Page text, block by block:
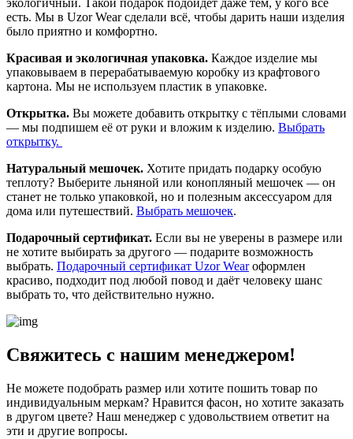
экологичный. Такой подарок подойдет даже тем, у кого всё
есть. Мы в Uzor Wear сделали всё, чтобы дарить наши изделия
было приятно и комфортно.
Красивая и экологичная упаковка. Каждое изделие мы
упаковываем в перерабатываемую коробку из крафтового
картона. Мы не используем пластик в упаковке.
Открытка. Вы можете добавить открытку с тёплыми словами
— мы подпишем её от руки и вложим к изделию. Выбрать
открытку.
Натуральный мешочек. Хотите придать подарку особую
теплоту? Выберите льняной или конопляный мешочек — он
станет не только упаковкой, но и полезным аксессуаром для
дома или путешествий. Выбрать мешочек.
Подарочный сертификат. Если вы не уверены в размере или
не хотите выбирать за другого — подарите возможность
выбрать. Подарочный сертификат Uzor Wearоформлен
красиво, подходит под любой повод и даёт человеку шанс
выбрать то, что действительно нужно.
Свяжитесь с нашим менеджером!
Не можете подобрать размер или хотите пошить товар по
индивидуальным меркам? Нравится фасон, но хотите заказать
в другом цвете? Наш менеджер с удовольствием ответит на
эти и другие вопросы.